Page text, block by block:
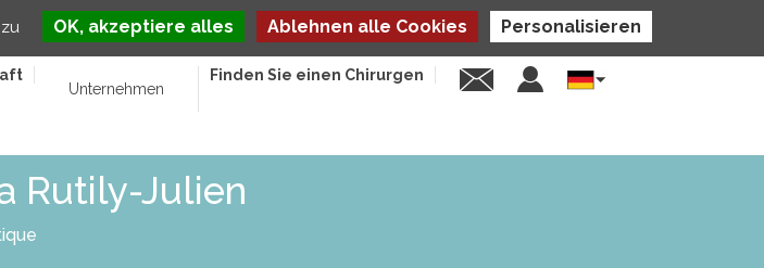
Unternehmen
Finden Sie einen Chirurgen
Select
your
Rutily-Julien
OK, akzeptiere alles Ablehnen alle Cookies Personalisieren